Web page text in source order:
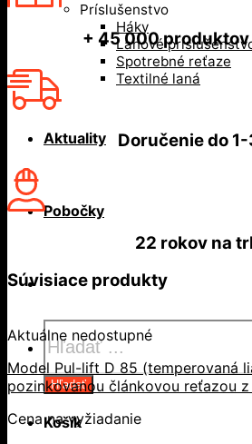
Príslušenstvo
Háky
Lanové
Spotrebné reťaze
Textilné laná
Aktuality
Pobočky
Products
search
Hľadať
Košík
+ 45 000
Doručenie do1-
22 rokov na
Súvisiace produkty
Aktuálne nedostupné
Model Pul-lift D 85 (temperovaná
pozinkovanou článkovou reťazou
Cena na vyžiadanie